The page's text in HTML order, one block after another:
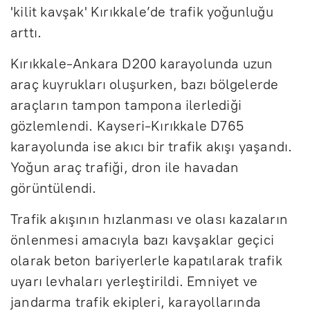
'kilit kavşak' Kırıkkale’de trafik yoğunluğu
arttı.
Kırıkkale-Ankara D200 karayolunda uzun
araç kuyrukları oluşurken, bazı bölgelerde
araçların tampon tampona ilerlediği
gözlemlendi. Kayseri-Kırıkkale D765
karayolunda ise akıcı bir trafik akışı yaşandı.
Yoğun araç trafiği, dron ile havadan
görüntülendi.
Trafik akışının hızlanması ve olası kazaların
önlenmesi amacıyla bazı kavşaklar geçici
olarak beton bariyerlerle kapatılarak trafik
uyarı levhaları yerleştirildi. Emniyet ve
jandarma trafik ekipleri, karayollarında